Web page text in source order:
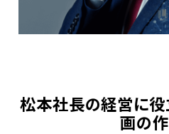
松本社長の経営に役
画の